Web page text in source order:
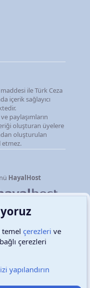
ile Türk Ceza
içerik sağlayıcı
paylaşımların
oluşturan üyelere
oluşturulan
etmez.
HayalHost
ve kurallar
temel çerezleri ve
çerezleri
yapılandırın